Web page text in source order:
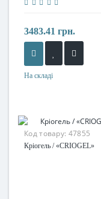
3483.41 грн.
На складі
Код товару: 47855
Кріогель / «CRIOGEL»